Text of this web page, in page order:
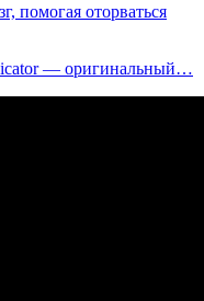
помогая оторваться
— оригинальный…